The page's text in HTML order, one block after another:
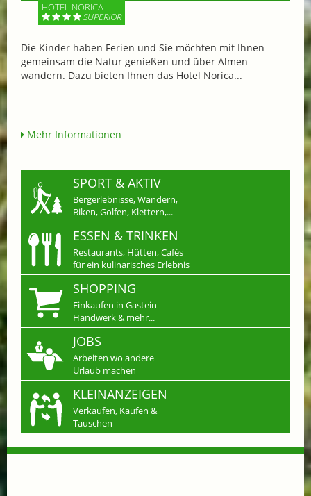
HOTEL NORICA
SUPERIOR
Die Kinder haben Ferien und Sie möchten mit Ihnen
gemeinsam die Natur genießen und über Almen
wandern. Dazu bieten Ihnen das Hotel Norica...
Mehr Informationen
SPORT & AKTIV
Bergerlebnisse, Wandern,
Biken, Golfen, Klettern,...
ESSEN & TRINKEN
Restaurants, Hütten, Cafés
für ein kulinarisches Erlebnis
SHOPPING
Einkaufen in Gastein
Handwerk & mehr...
JOBS
Arbeiten wo andere
Urlaub machen
KLEINANZEIGEN
Verkaufen, Kaufen &
Tauschen